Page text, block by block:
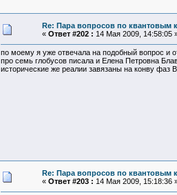
Re: Пара вопросов по квантовым
« Ответ #202 : 14 Мая 2009, 14:58:05
по моему я уже отвечала на подобный вопрос и
про семь глобусов писала и Елена Петровна
исторические же реалии завязаны на конву фаз
Re: Пара вопросов по квантовым
« Ответ #203 : 14 Мая 2009, 15:18:36